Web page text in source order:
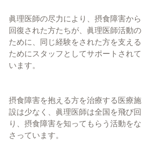
眞理医師の尽力により、摂食障害から
回復された方たちが、眞理医師活動の
ために、同じ経験をされた方を支える
ためにスタッフとしてサポートされて
います。
摂食障害を抱える方を治療する医療施
設は少なく、眞理医師は全国を飛び回
り、摂食障害を知ってもらう活動をな
さっています。